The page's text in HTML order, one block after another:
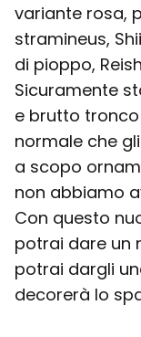
variante rosa,
stramineus,
di pioppo,
Sicuramente
e brutto tronco
normale che
a scopo
non abbiamo
Con questo
potrai dare un
potrai dargli
decorerà lo